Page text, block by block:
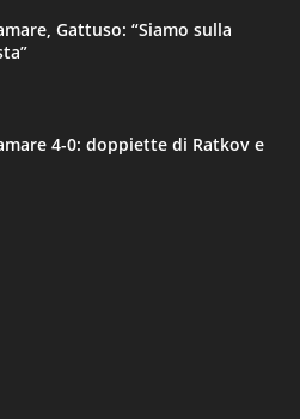
Gattuso: “Siamo sulla
4-0: doppiette di Ratkov e